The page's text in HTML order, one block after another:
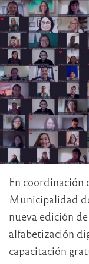
En coordinación
Municipalidad
nueva edición
alfabetización
capacitación